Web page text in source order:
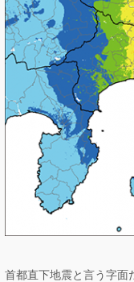
首都直下地震と言う字面